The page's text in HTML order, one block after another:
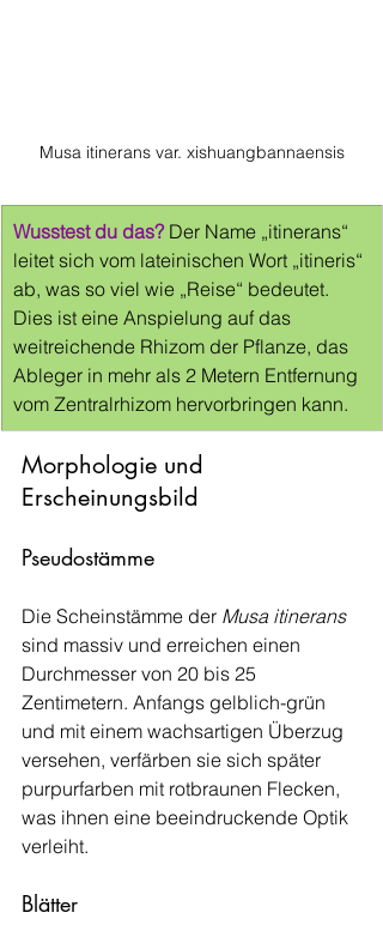
Musa itinerans var. xishuangbannaensis
Wusstest du das? Der Name „itinerans“
leitet sich vom lateinischen Wort „itineris“
ab, was so viel wie „Reise“ bedeutet.
Dies ist eine Anspielung auf das
weitreichende Rhizom der Pflanze, das
Ableger in mehr als 2 Metern Entfernung
vom Zentralrhizom hervorbringen kann.
Morphologie und
Erscheinungsbild
Pseudostämme
Die Scheinstämme der Musa itinerans
sind massiv und erreichen einen
Durchmesser von 20 bis 25
Zentimetern. Anfangs gelblich-grün
und mit einem wachsartigen Überzug
versehen, verfärben sie sich später
purpurfarben mit rotbraunen Flecken,
was ihnen eine beeindruckende Optik
verleiht.
Blätter